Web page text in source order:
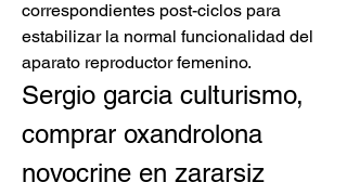
correspondientes post-ciclos para
estabilizar la normal funcionalidad del
aparato reproductor femenino.
Sergio garcia culturismo,
comprar oxandrolona
novocrine en zararsiz